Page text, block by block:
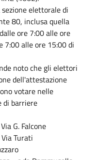
elettorale di
80, inclusa quella
ore 7:00 alle ore
7:00 alle ore 15:00 di
noto che gli elettori
dell'attestazione
votare nelle
di barriere
G. Falcone
Turati